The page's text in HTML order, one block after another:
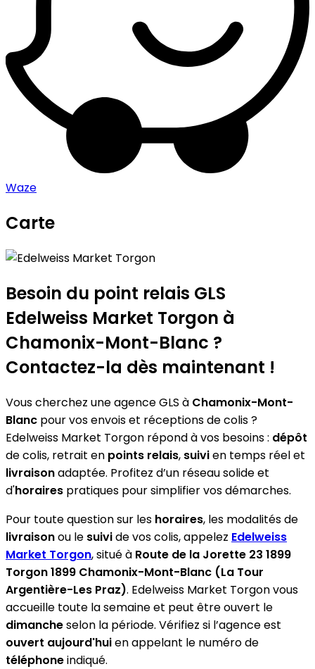
Waze
Carte
Edelweiss Market Torgon
+
−
Besoin du point relais GLS
Edelweiss Market Torgon à
Chamonix-Mont-Blanc ?
Contactez-la dès maintenant !
Vous cherchez une agence GLS à Chamonix-Mont-
Blanc pour vos envois et réceptions de colis ?
Edelweiss Market Torgon répond à vos besoins : dépôt
de colis, retrait en points relais, suivien temps réel et
livraisonadaptée. Profitez d’un réseau solide et
d'horaires pratiques pour simplifier vos démarches.
Pour toute question sur les horaires, les modalités de
livraisonou le suivide vos colis, appelez Edelweiss
Market Torgon, situé à Route de la Jorette 23 1899
Torgon 1899 Chamonix-Mont-Blanc (La Tour
Argentière-Les Praz). Edelweiss Market Torgon vous
accueille toute la semaine et peut être ouvert le
dimancheselon la période. Vérifiez si l’agence est
ouvert aujourd'huien appelant le numéro de
téléphoneindiqué.